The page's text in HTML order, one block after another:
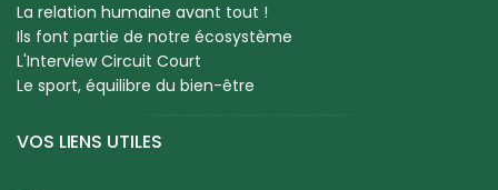
La relation humaine avant tout !
Ils font partie de notre écosystème
L'Interview Circuit Court
Le sport, équilibre du bien-être
VOS LIENS UTILES